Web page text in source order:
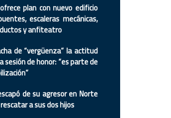
plan con nuevo edificio
escaleras mecánicas,
y anfiteatro
de “vergüenza” la actitud
sesión de honor: “es parte de
de su agresor en Norte
a sus dos hijos